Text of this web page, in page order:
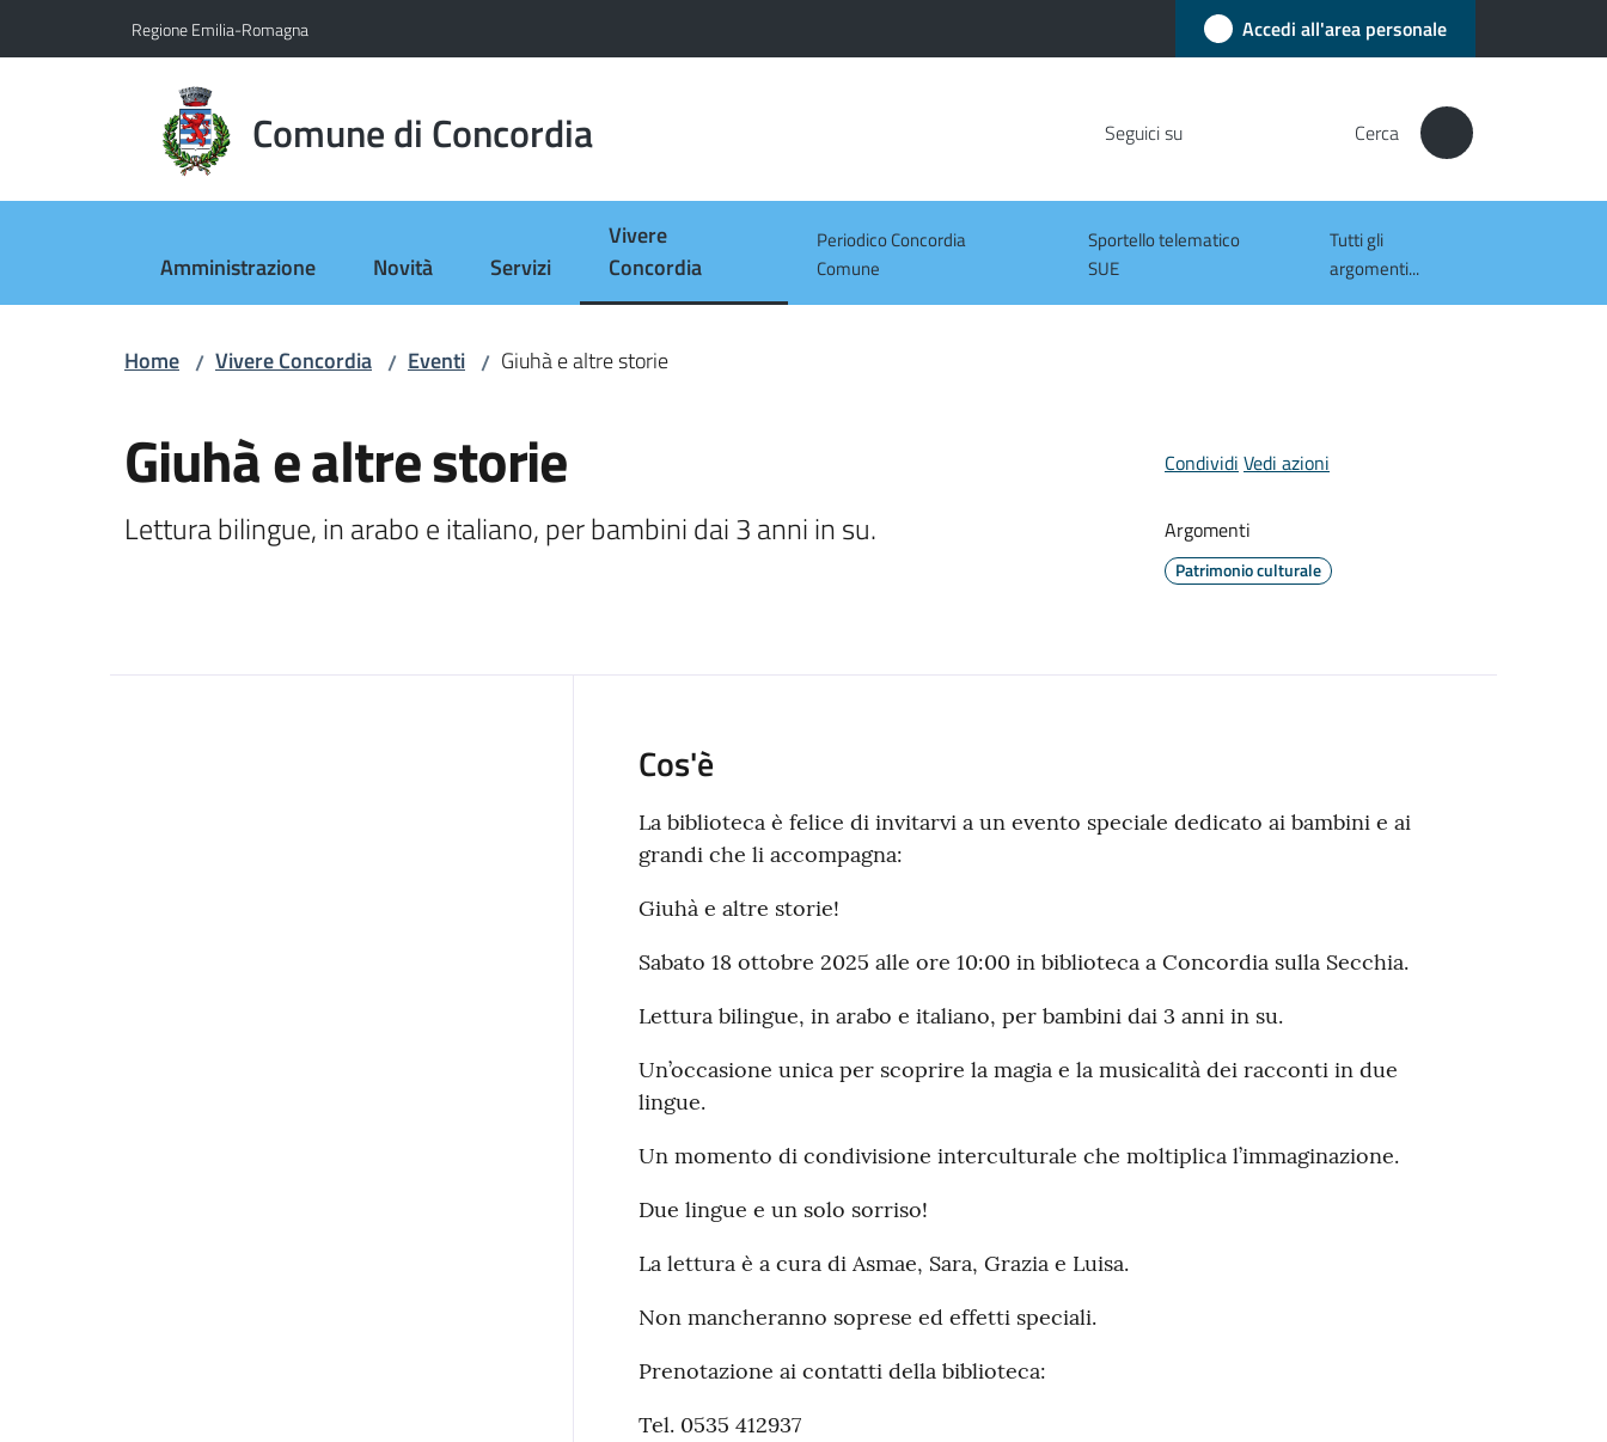
Regione Emilia-Romagna Accedi all'area personale
Comune di Concordia Seguici su Cerca
Amministrazione Novità Servizi
Vivere
Concordia
Menu selezionato
Periodico Concordia
Comune
Sportello telematico
SUE
Tutti gli
argomenti...
Home / Vivere Concordia / Eventi / Giuhà e altre storie
Salta al contenuto
Giuhà e altre storie
Lettura bilingue, in arabo e italiano, per bambini dai 3 anni in su.
Condividi Vedi azioni
Argomenti
Patrimonio culturale
Cos'è
La biblioteca è felice di invitarvi a un evento speciale dedicato ai bambini e ai
grandi che li accompagna:
Giuhà e altre storie!
Sabato 18 ottobre 2025 alle ore 10:00 in biblioteca a Concordia sulla Secchia.
Lettura bilingue, in arabo e italiano, per bambini dai 3 anni in su.
Un’occasione unica per scoprire la magia e la musicalità dei racconti in due
lingue.
Un momento di condivisione interculturale che moltiplica l’immaginazione.
Due lingue e un solo sorriso!
La lettura è a cura di Asmae, Sara, Grazia e Luisa.
Non mancheranno soprese ed effetti speciali.
Prenotazione ai contatti della biblioteca:
Tel. 0535 412937